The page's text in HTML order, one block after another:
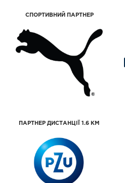
СПОРТИВНИЙ ПАРТНЕР
ПАРТНЕР ДИСТАНЦІЇ 1.6 КМ